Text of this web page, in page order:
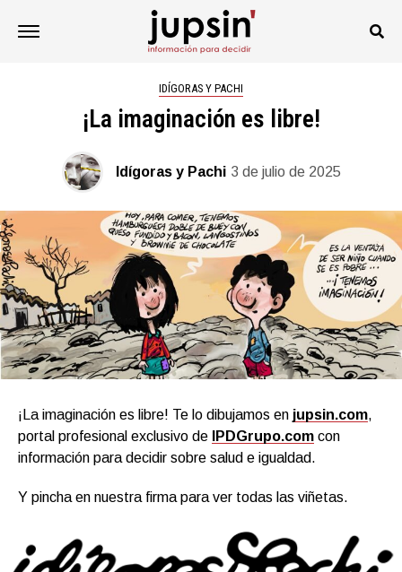
IDÍGORAS Y PACHI
¡La imaginación es libre!
Idígoras y Pachi 3 de julio de 2025
¡La imaginación es libre! Te lo dibujamos en jupsin.com,
portal profesional exclusivo de
IPDGrupo.com con
información para decidir sobre salud e igualdad.
Y pincha en nuestra firma para ver todas las viñetas.